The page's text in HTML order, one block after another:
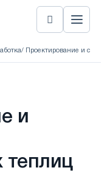
/ Проектирование и
и